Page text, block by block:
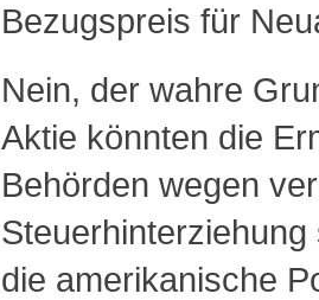
Bezugspreis für
Nein, der wahre
Aktie könnten die
Behörden wegen
die amerikanische